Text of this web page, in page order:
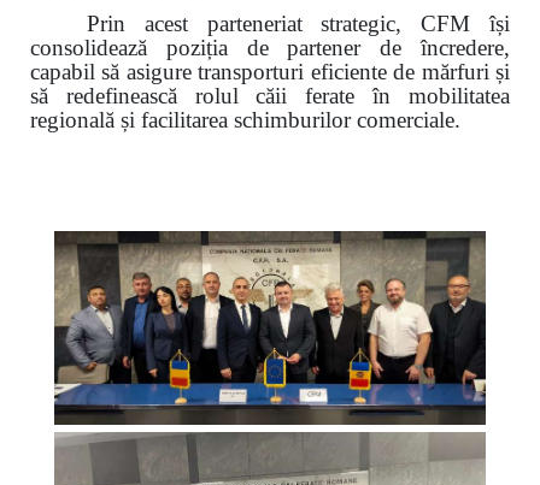
Prin acest parteneriat strategic, CFM își
consolidează poziția de partener de încredere,
capabil să asigure transporturi eficiente de mărfuri și
să redefinească rolul căii ferate în mobilitatea
regională și facilitarea schimburilor comerciale.